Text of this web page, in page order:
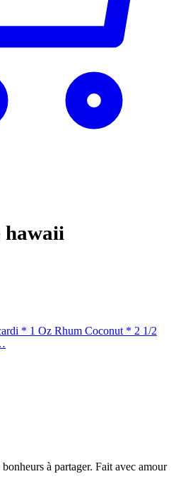
hawaii
* 1 Oz Rhum Coconut * 2 1/2
à partager. Fait avec amour